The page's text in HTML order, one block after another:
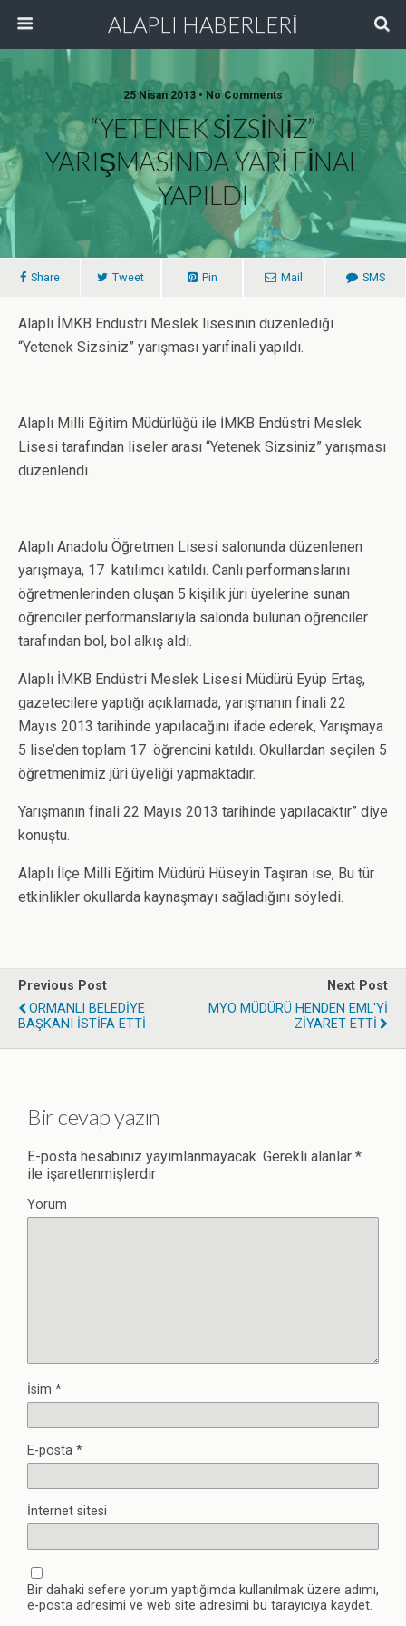
ALAPLI HABERLERİ
25 Nisan 2013 • No Comments
“YETENEK SİZSİNİZ”
YARIŞMASINDA YARİ FİNAL
YAPILDI
Share Tweet Pin Mail SMS
Alaplı İMKB Endüstri Meslek lisesinin düzenlediği
“Yetenek Sizsiniz” yarışması yarıfinali yapıldı.
Alaplı Milli Eğitim Müdürlüğü ile İMKB Endüstri Meslek
Lisesi tarafından liseler arası “Yetenek Sizsiniz” yarışması
düzenlendi.
Alaplı Anadolu Öğretmen Lisesi salonunda düzenlenen
yarışmaya, 17 katılımcı katıldı. Canlı performanslarını
öğretmenlerinden oluşan 5 kişilik jüri üyelerine sunan
öğrenciler performanslarıyla salonda bulunan öğrenciler
tarafından bol, bol alkış aldı.
Alaplı İMKB Endüstri Meslek Lisesi Müdürü Eyüp Ertaş,
gazetecilere yaptığı açıklamada, yarışmanın finali 22
Mayıs 2013 tarihinde yapılacağını ifade ederek, Yarışmaya
5 lise’den toplam 17 öğrencini katıldı. Okullardan seçilen 5
öğretmenimiz jüri üyeliği yapmaktadır.
Yarışmanın finali 22 Mayıs 2013 tarihinde yapılacaktır” diye
konuştu.
Alaplı İlçe Milli Eğitim Müdürü Hüseyin Taşıran ise, Bu tür
etkinlikler okullarda kaynaşmayı sağladığını söyledi.
Previous Post
ORMANLI BELEDİYE
BAŞKANI İSTİFA ETTİ
Next Post
MYO MÜDÜRÜ HENDEN EML'Yİ
ZİYARET ETTİ
Bir cevap yazın
E-posta hesabınız yayımlanmayacak. Gerekli alanlar *
ile işaretlenmişlerdir
Yorum
İsim *
E-posta *
İnternet sitesi
Bir dahaki sefere yorum yaptığımda kullanılmak üzere adımı,
e-posta adresimi ve web site adresimi bu tarayıcıya kaydet.